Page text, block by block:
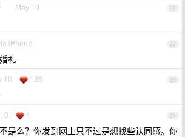
21
May 10
22
iPhone
礼
23
10 126
24
4
是么？你发到网上只不过是想找些认同感。你